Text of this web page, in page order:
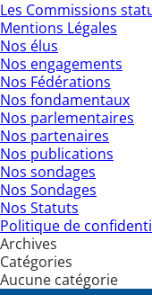
Les Commissions
Mentions Légales
Nos élus
Nos engagements
Nos Fédérations
Nos fondamentaux
Nos parlementaires
Nos partenaires
Nos publications
Nos sondages
Nos Sondages
Nos Statuts
Politique de
Archives
Catégories
Aucune catégorie